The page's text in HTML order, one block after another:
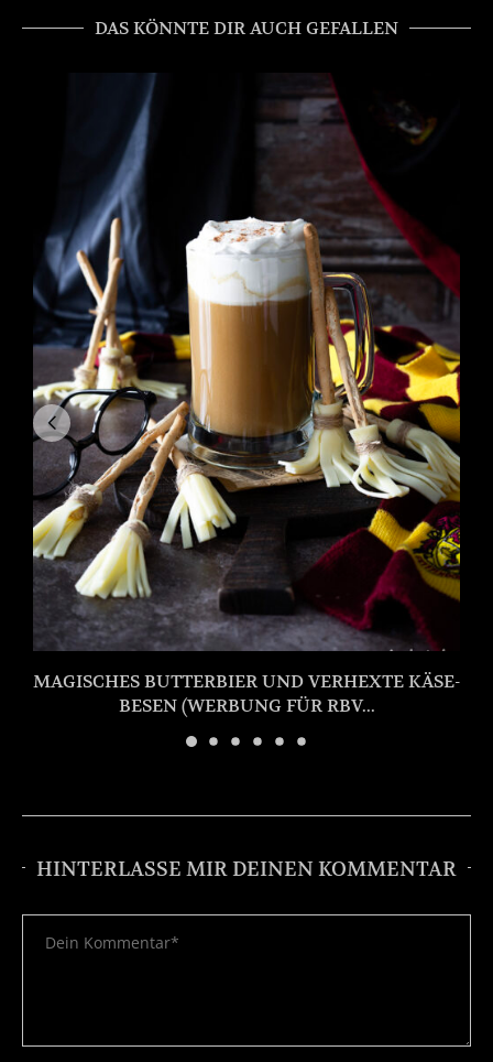
DAS KÖNNTE DIR AUCH GEFALLEN
MAGISCHES BUTTERBIER UND VERHEXTE KÄSE-
BESEN (WERBUNG FÜR RBV...
HINTERLASSE MIR DEINEN KOMMENTAR